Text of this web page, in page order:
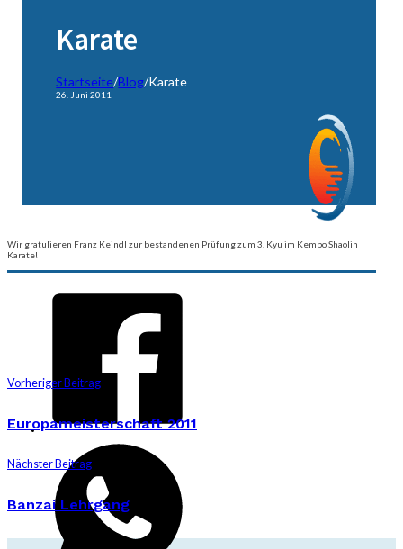
Karate
Startseite/Blog/Karate
26. Juni 2011
Wir gratulieren Franz Keindl zur bestandenen Prüfung zum 3. Kyu im Kempo Shaolin
Karate!
Vorheriger Beitrag
Europameisterschaft 2011
Nächster Beitrag
Banzai Lehrgang